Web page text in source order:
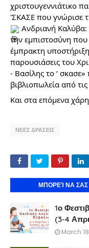
χριστουγεννιάτικο
'ΣΚΑΣΕ που γνώρισε
Ανδριανή Καλύβα:
την εμπιστοσύνη
έμπρακτη
παρουσιάσεις του
- Βασίλης το ‘
βιβλιοπωλεία από
Και στα επόμενα
ΝΕΕΣ ΔΡΑΣΕΙΣ
ΜΠΟΡΕΊ ΝΑ ΣΑΣ
1ο
(3-4
March